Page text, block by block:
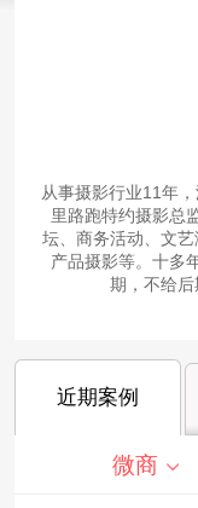
从事摄影行业11年
里路跑特约摄影总
坛、商务活动、文艺
产品摄影等。十多
期，不给后
近期案例
微商